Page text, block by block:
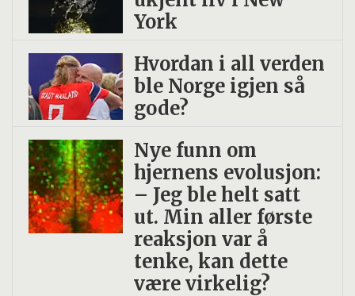
York
Hvordan i all verden
ble Norge igjen så
gode?
Nye funn om
hjernens evolusjon:
– Jeg ble helt satt
ut. Min aller første
reaksjon var å
tenke, kan dette
være virkelig?